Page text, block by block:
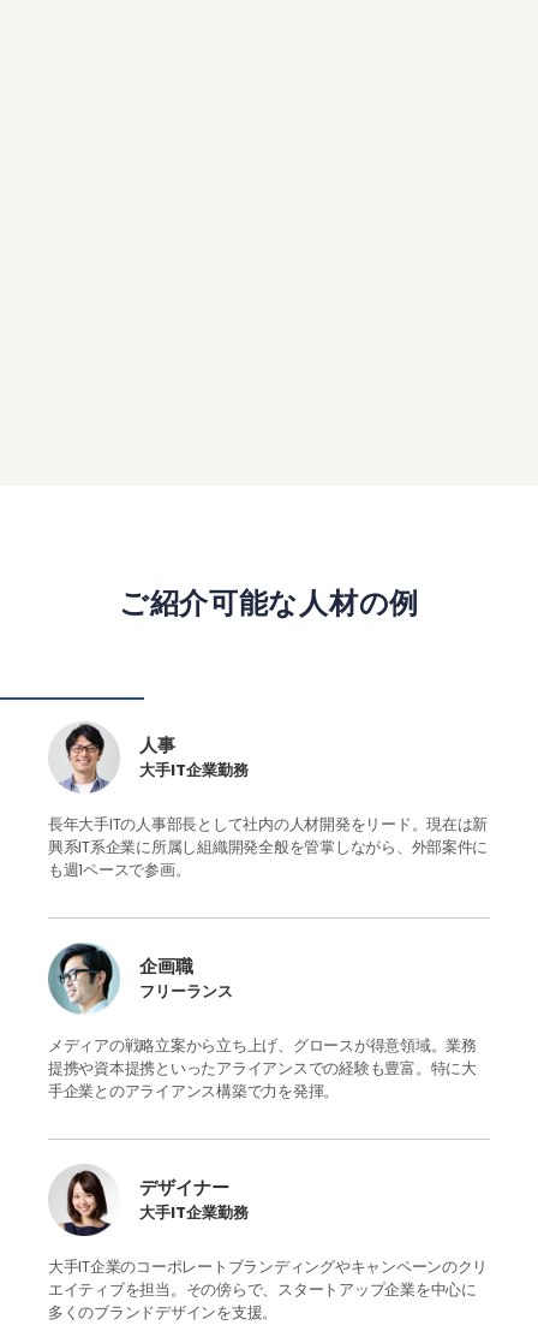
ご紹介可能な人材の例
人事
大手IT企業勤務
長年大手ITの人事部長として社内の人材開発をリード。現在は新
興系IT系企業に所属し組織開発全般を管掌しながら、外部案件に
も週1ペースで参画。
企画職
フリーランス
メディアの戦略立案から立ち上げ、グロースが得意領域。業務
提携や資本提携といったアライアンスでの経験も豊富。特に大
手企業とのアライアンス構築で力を発揮。
デザイナー
大手IT企業勤務
大手IT企業のコーポレートブランディングやキャンペーンのクリ
エイティブを担当。その傍らで、スタートアップ企業を中心に
多くのブランドデザインを支援。